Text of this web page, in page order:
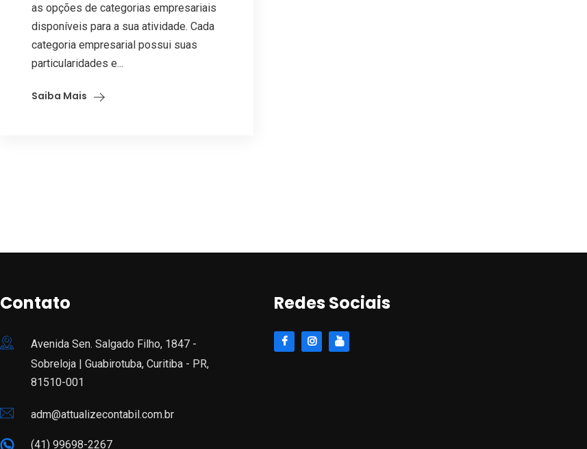
as opções de categorias empresariais
disponíveis para a sua atividade. Cada
categoria empresarial possui suas
particularidades e...
Saiba Mais
Contato
Avenida Sen. Salgado Filho, 1847 -
Sobreloja | Guabirotuba, Curitiba - PR,
81510-001
adm@attualizecontabil.com.br
(41) 99698-2267
Redes Sociais